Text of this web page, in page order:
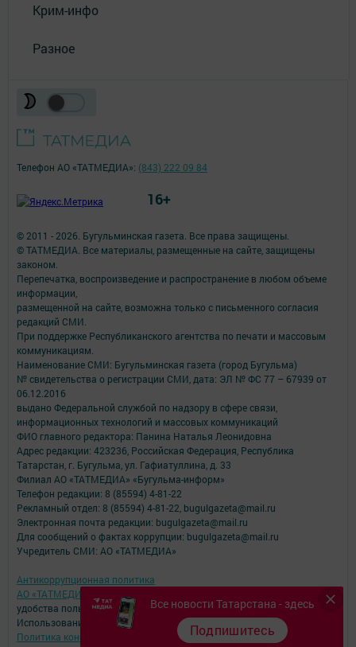
Крим-инфо
Разное
Все новости Татарстана - здесь
Подпишитесь
© 2011 - 2026. Бугульминская газета. Все права защищены.
© ТАТМЕДИА. Все материалы, размещенные на сайте, защищены
законом.
Перепечатка, воспроизведение и распространение в любом объеме
информации,
размещенной на сайте, возможна только с письменного согласия
редакций СМИ.
При поддержке Республиканского агентства по печати и массовым
коммуникациям.
Наименование СМИ: Бугульминская газета (город Бугульма)
№ свидетельства о регистрации СМИ, дата: ЭЛ № ФС 77 – 67939 от
06.12.2016
выдано Федеральной службой по надзору в сфере связи,
информационных технологий и массовых коммуникаций
ФИО главного редактора: Панина Наталья Леонидовна
Адрес редакции: 423236, Российская Федерация, Республика
Татарстан, г. Бугульма, ул. Гафиатуллина, д. 33
Филиал АО «ТАТМЕДИА» «Бугульма-информ»
Телефон редакции: 8 (85594) 4-81-22
Рекламный отдел: 8 (85594) 4-81-22, bugulgazeta@mail.ru
Электронная почта редакции: bugulgazeta@mail.ru
Для сообщений о фактах коррупции: bugulgazeta@mail.ru
Учредитель СМИ: АО «ТАТМЕДИА»
Антикоррупционная политика
АО «ТАТМЕДИА» использует «cookie»
для персонализации сервисов и
удобства пользователей сайтом.
Использование «cookie» можно отменить в настройках браузера.
Политика конфиденциальности
Телефон АО «ТАТМЕДИА»: (843) 222 09 84
16+